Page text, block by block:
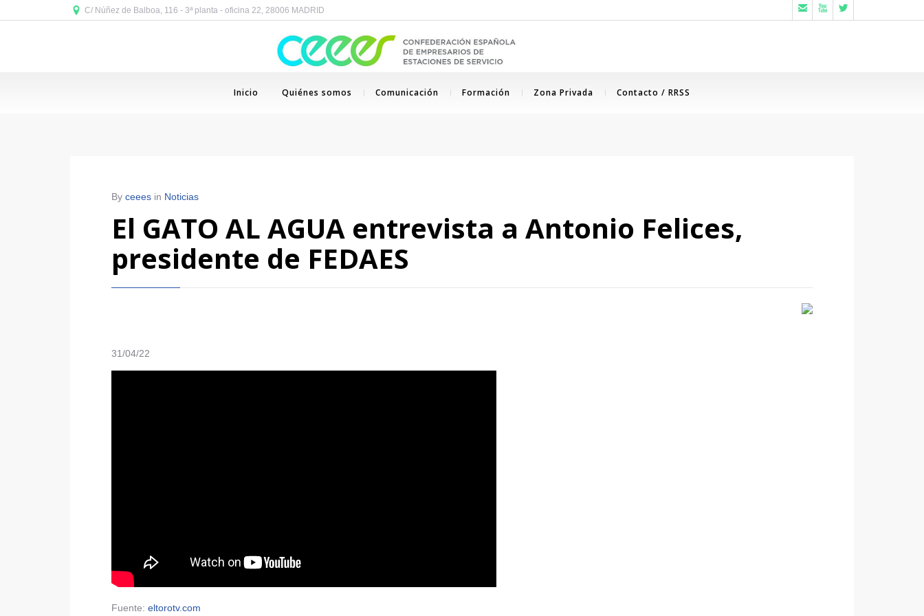
C/ Núñez de Balboa, 116 - 3ª planta - oficina 22, 28006 MADRID   
Inicio Quiénes somos Comunicación Formación Zona Privada Contacto / RRSS
By ceees in Noticias
El GATO AL AGUA entrevista a Antonio Felices,
presidente de FEDAES
31/04/22
Fuente: eltorotv.com